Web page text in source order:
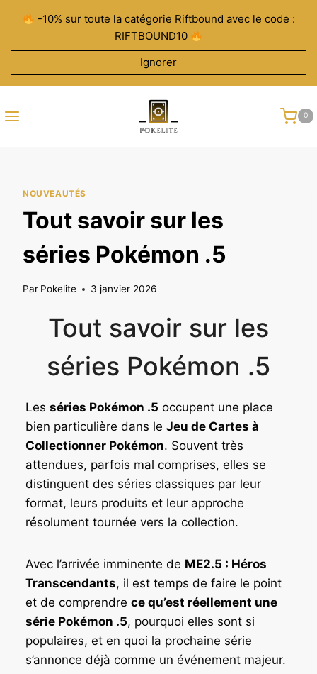
contenu
-10% sur toute la catégorie Riftbound avec le code :
RIFTBOUND10
Ignorer
0
NOUVEAUTÉS
Tout savoir sur les
séries Pokémon .5
Par Pokelite 3 janvier 2026
Tout savoir sur les
séries Pokémon .5
Les séries Pokémon .5 occupent une place
bien particulière dans le Jeu de Cartes à
Collectionner Pokémon. Souvent très
attendues, parfois mal comprises, elles se
distinguent des séries classiques par leur
format, leurs produits et leur approche
résolument tournée vers la collection.
Avec l’arrivée imminente de ME2.5 : Héros
Transcendants, il est temps de faire le point
et de comprendre ce qu’est réellement une
série Pokémon .5, pourquoi elles sont si
populaires, et en quoi la prochaine série
s’annonce déjà comme un événement majeur.